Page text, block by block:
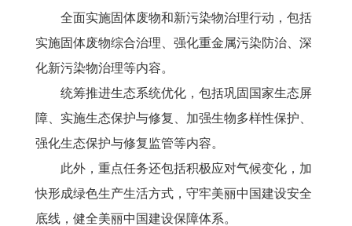
全面实施固体废物和新污染物治理行动，包括
实施固体废物综合治理、强化重金属污染防治、深
化新污染物治理等内容。
统筹推进生态系统优化，包括巩固国家生态屏
障、实施生态保护与修复、加强生物多样性保护、
强化生态保护与修复监管等内容。
此外，重点任务还包括积极应对气候变化，加
快形成绿色生产生活方式，守牢美丽中国建设安全
底线，健全美丽中国建设保障体系。